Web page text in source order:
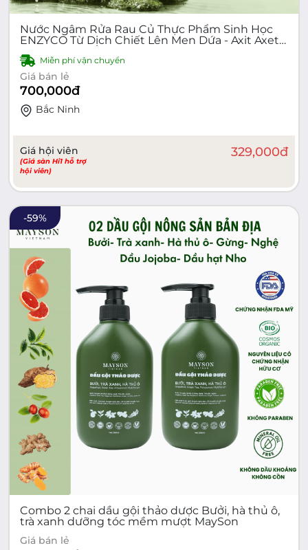
Nước Ngâm Rửa Rau Củ Thực Phẩm Sinh Học
ENZYCO Từ Dịch Chiết Lên Men Dứa - Axit Axetic
Ngộ Độc, Tiêu Chảy - Can4L
Miễn phí vận chuyển
Giá bán lẻ
700,000đ
Bắc Ninh
Giá hội viên
(Giá sàn Hi1 hỗ trợ
hội viên)
329,000đ
-59%
Combo 2 chai dầu gội thảo dược Bưởi, hà thủ ô,
trà xanh dưỡng tóc mềm mượt MaySon
Giá bán lẻ